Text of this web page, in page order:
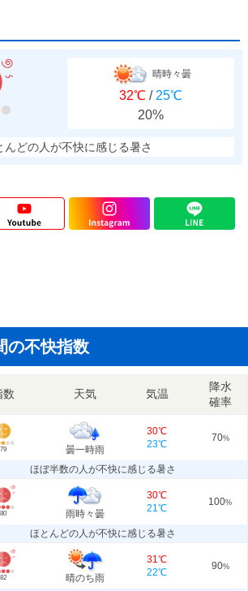
晴時々曇
32℃ / 25℃
20%
んどの人が不快に感じる暑さ
の不快指数
数 天気 気温
降水
確率
79 曇一時雨
30℃
23℃
70%
ほぼ半数の人が不快に感じる暑さ
80 雨時々曇
30℃
21℃
100%
ほとんどの人が不快に感じる暑さ
82 晴のち雨
31℃
22℃
90%